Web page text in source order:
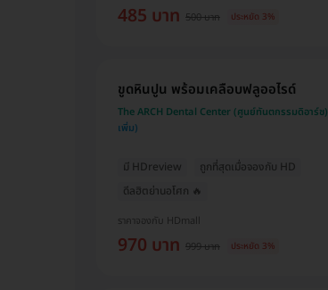
485 บาท 500 บาท ประหยัด 3%
มี HDreview
ถูกที่สุดเมื่อจองกับ HD
ดีลฮิตย่านอโศก 🔥
ขูดหินปูน พร้อมเคลือบฟลูออไรด์
The ARCH Dental Center (ศูนย์ทันตกรรมดิอาร์ช)
ราคาจองกับ HDmall
970 บาท 999 บาท ประหยัด 3%